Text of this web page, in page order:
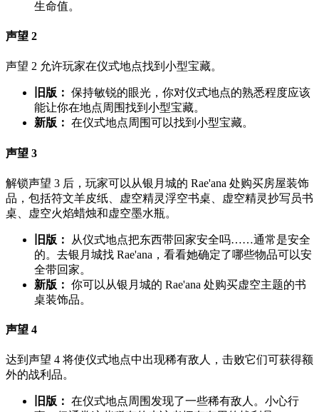
生命值。
声望 2
声望 2 允许玩家在仪式地点找到小型宝藏。
旧版： 保持敏锐的眼光，你对仪式地点的熟悉程度应该
能让你在地点周围找到小型宝藏。
新版： 在仪式地点周围可以找到小型宝藏。
声望 3
解锁声望 3 后，玩家可以从银月城的 Rae'ana 处购买房屋装饰
品，包括符文羊皮纸、虚空精灵浮空书桌、虚空精灵抄写员书
桌、虚空火焰蜡烛和虚空墨水瓶。
旧版：
从仪式地点把东西带回家安全吗……通常是安全
的。去银月城找 Rae'ana，看看她确定了哪些物品可以安
全带回家。
新版： 你可以从银月城的 Rae'ana 处购买虚空主题的书
桌装饰品。
声望 4
达到声望 4 将使仪式地点中出现稀有敌人，击败它们可获得额
外的战利品。
旧版： 在仪式地点周围发现了一些稀有敌人。小心行